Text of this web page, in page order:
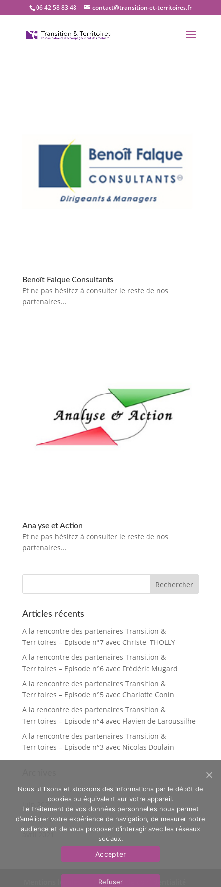
06 42 58 83 48 contact@transition-et-territoires.fr
Benoît Falque Consultants
Et ne pas hésitez à consulter le reste de nos
partenaires...
Analyse et Action
Et ne pas hésitez à consulter le reste de nos
partenaires...
Articles récents
A la rencontre des partenaires Transition &
Territoires – Episode n°7 avec Christel THOLLY
A la rencontre des partenaires Transition &
Territoires – Episode n°6 avec Frédéric Mugard
A la rencontre des partenaires Transition &
Territoires – Episode n°5 avec Charlotte Conin
A la rencontre des partenaires Transition &
Territoires – Episode n°4 avec Flavien de Laroussilhe
A la rencontre des partenaires Transition &
Territoires – Episode n°3 avec Nicolas Doulain
novembre 2022
juin 2021
mai 2021
avril 2021
Politique de confidentialité
Nous utilisons et stockons des informations par le dépôt de
cookies ou équivalent sur votre appareil.
Le traitement de vos données personnelles nous permet
d’améliorer votre expérience de navigation, de mesurer notre
audience et de vous proposer d’interagir avec les réseaux
sociaux.
Accepter
Refuser